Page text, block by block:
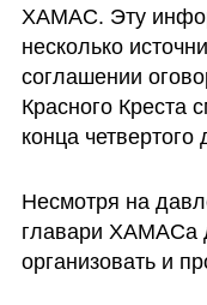
ХАМАС. Эту
несколько
соглашении
Красного Креста
конца
Несмотря на
главари ХАМАСа
организовать и